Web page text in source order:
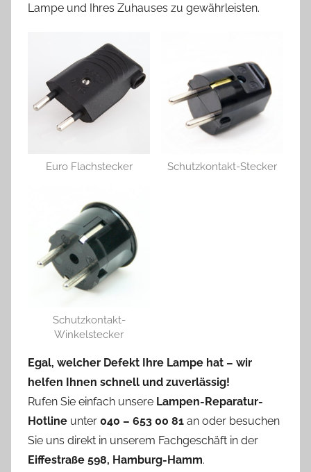
Lampe und Ihres Zuhauses zu gewährleisten.
Euro Flachstecker Schutzkontakt-Stecker
Schutzkontakt-
Winkelstecker
Egal, welcher Defekt Ihre Lampe hat – wir
helfen Ihnen schnell und zuverlässig!
Rufen Sie einfach unsere Lampen-Reparatur-
Hotline unter 040 – 653 00 81 an oder besuchen
Sie uns direkt in unserem Fachgeschäft in der
Eiffestraße 598, Hamburg-Hamm.